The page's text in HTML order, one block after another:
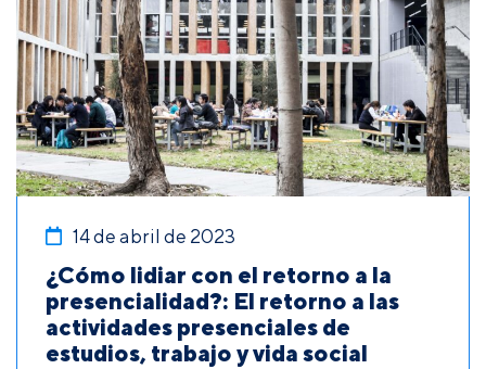
14 de abril de 2023
¿Cómo lidiar con el retorno a la
presencialidad?: El retorno a las
actividades presenciales de
estudios, trabajo y vida social